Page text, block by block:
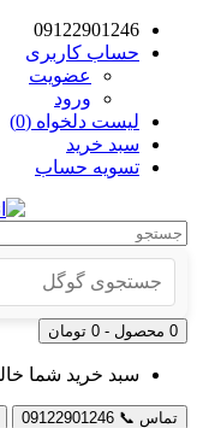
09122901246
حساب کاربری
عضویت
ورود
لیست دلخواه (0)
سبد خرید
تسویه حساب
0 محصول - 0 تومان
سبد خرید شما
تماس 📞
09122901246